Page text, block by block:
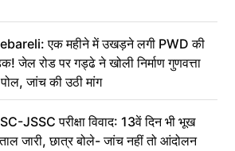
एक महीने में उखड़ने लगी PWD की
जेल रोड पर गड्ढे ने खोली निर्माण गुणवत्ता
जांच की उठी मांग
JSSC परीक्षा विवाद: 13वें दिन भी भूख
जारी, छात्र बोले- जांच नहीं तो आंदोलन